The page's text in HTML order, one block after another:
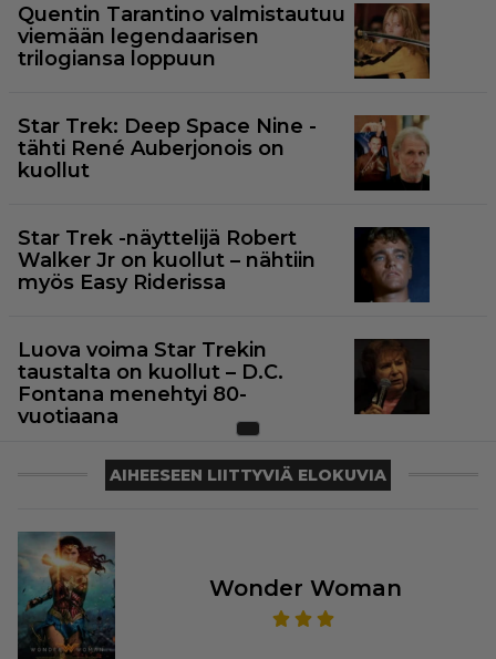
Quentin Tarantino valmistautuu
viemään legendaarisen
trilogiansa loppuun
Star Trek: Deep Space Nine -
tähti René Auberjonois on
kuollut
Star Trek -näyttelijä Robert
Walker Jr on kuollut – nähtiin
myös Easy Riderissa
Luova voima Star Trekin
taustalta on kuollut – D.C.
Fontana menehtyi 80-
vuotiaana
AIHEESEEN LIITTYVIÄ ELOKUVIA
Wonder Woman